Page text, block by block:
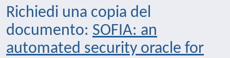
Richiedi una copia del
documento: SOFIA: an
automated security oracle for